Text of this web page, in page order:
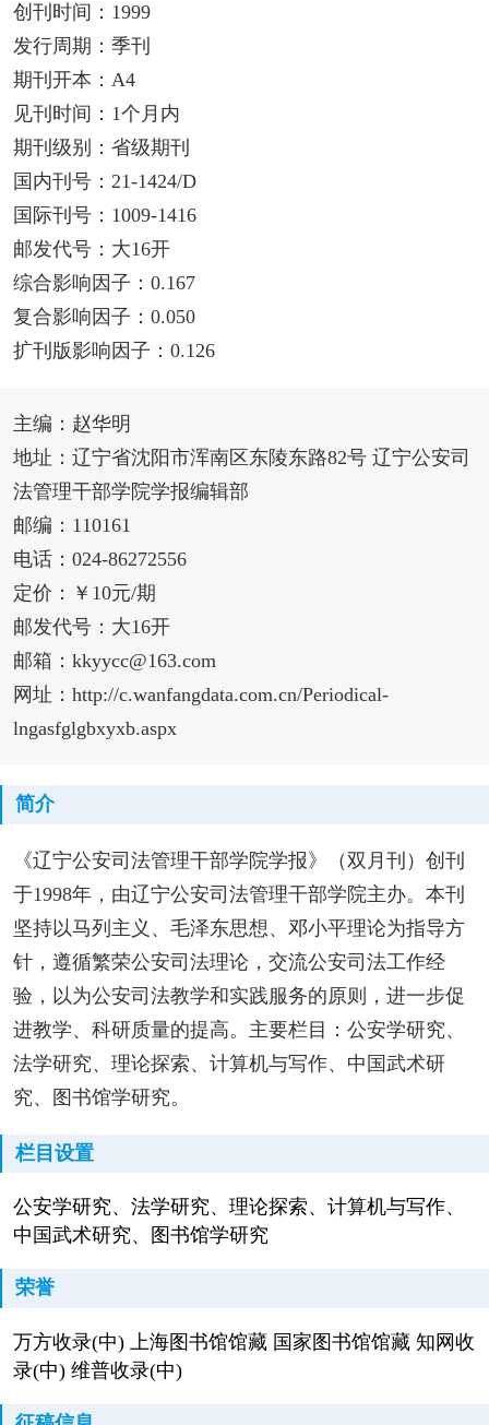
创刊时间：1999
发行周期：季刊
期刊开本：A4
见刊时间：1个月内
期刊级别：省级期刊
国内刊号：21-1424/D
国际刊号：1009-1416
邮发代号：大16开
综合影响因子：0.167
复合影响因子：0.050
扩刊版影响因子：0.126
主编：赵华明
地址：辽宁省沈阳市浑南区东陵东路82号 辽宁公安司
法管理干部学院学报编辑部
邮编：110161
电话：024-86272556
定价：￥10元/期
邮发代号：大16开
邮箱：kkyycc@163.com
网址：http://c.wanfangdata.com.cn/Periodical-
lngasfglgbxyxb.aspx
简介
《辽宁公安司法管理干部学院学报》（双月刊）创刊
于1998年，由辽宁公安司法管理干部学院主办。本刊
坚持以马列主义、毛泽东思想、邓小平理论为指导方
针，遵循繁荣公安司法理论，交流公安司法工作经
验，以为公安司法教学和实践服务的原则，进一步促
进教学、科研质量的提高。主要栏目：公安学研究、
法学研究、理论探索、计算机与写作、中国武术研
究、图书馆学研究。
栏目设置
公安学研究、法学研究、理论探索、计算机与写作、
中国武术研究、图书馆学研究
荣誉
万方收录(中) 上海图书馆馆藏 国家图书馆馆藏 知网收
录(中) 维普收录(中)